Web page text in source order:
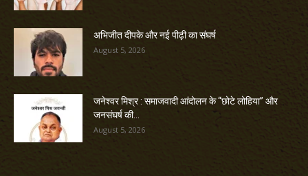
अभिजीत दीपके और नई पीढ़ी का संघर्ष
August 5, 2026
जनेश्वर मिश्र : समाजवादी आंदोलन के “छोटे लोहिया” और
जनसंघर्ष की...
August 5, 2026